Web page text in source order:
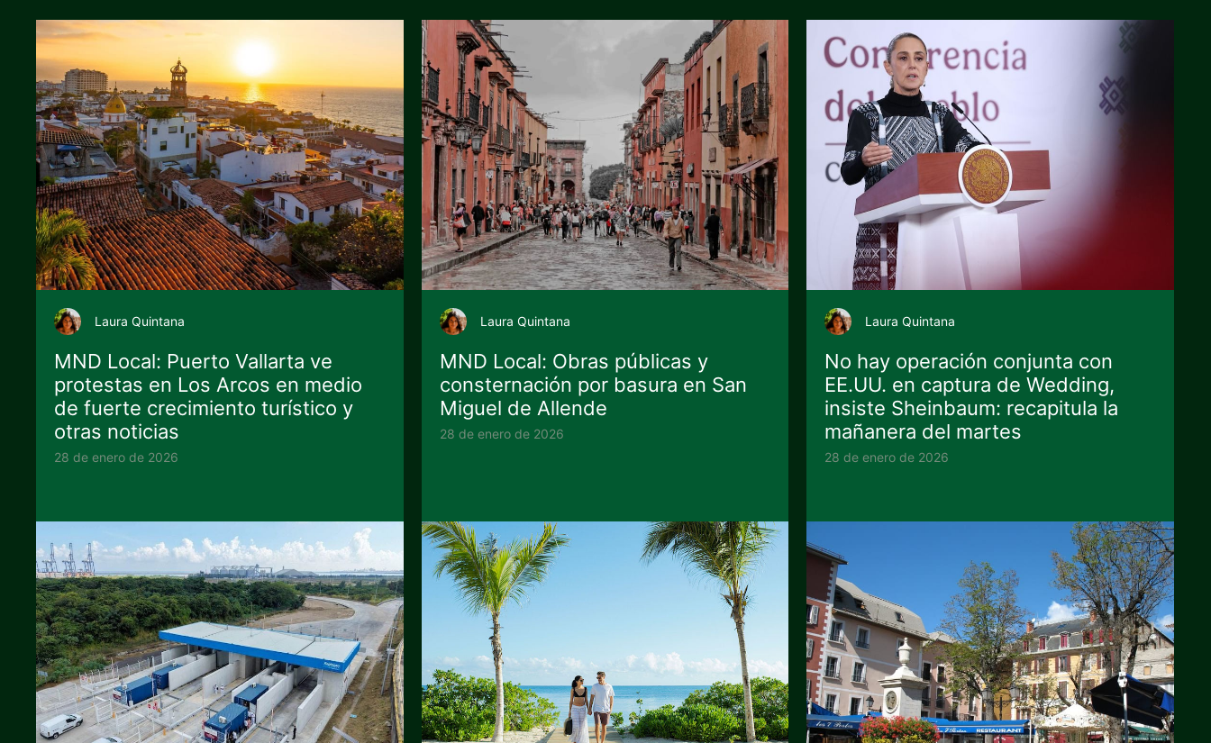
Laura Quintana
MND Local: Puerto Vallarta ve
protestas en Los Arcos en medio
de fuerte crecimiento turístico y
otras noticias
28 de enero de 2026
Laura Quintana
MND Local: Obras públicas y
consternación por basura en San
Miguel de Allende
28 de enero de 2026
Laura Quintana
No hay operación conjunta con
EE.UU. en captura de Wedding,
insiste Sheinbaum: recapitula la
mañanera del martes
28 de enero de 2026